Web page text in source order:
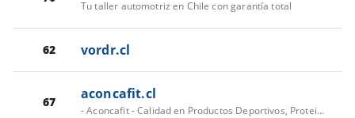
Tu taller automotriz en Chile con garantía total
62 vordr.cl
67 aconcafit.cl
- Aconcafit - Calidad en Productos Deportivos, Proteina, Creatina